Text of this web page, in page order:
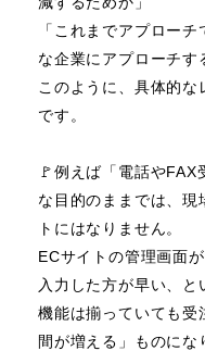
「これまでアプロー
な企業にアプローチす
このように、具体的
です。
🚩例えば「電話や
な目的のままでは、現
トにはなりません。
ECサイトの管理画面
入力した方が早い、と
機能は揃っていても受
間が増える」ものに